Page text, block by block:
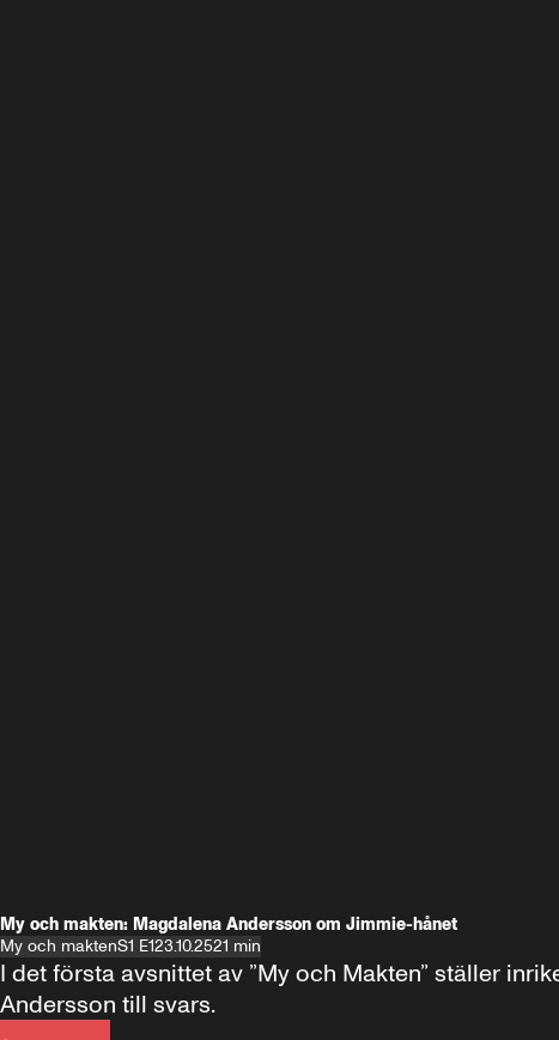
My och makten: Magdalena Andersson om Jimmie-hånet
My och maktenS1 E123.10.2521 min
I det första avsnittet av ”My och Makten” ställer
Andersson till svars.